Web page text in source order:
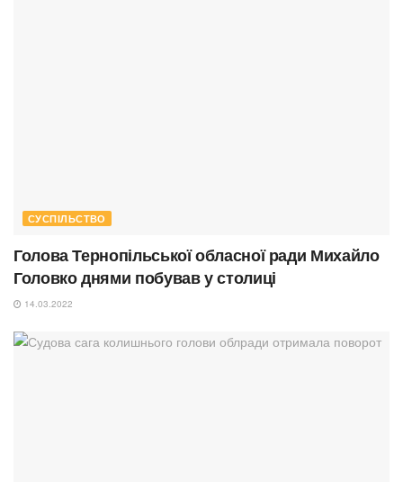
СУСПІЛЬСТВО
Голова Тернопільської обласної ради Михайло
Головко днями побував у столиці
14.03.2022